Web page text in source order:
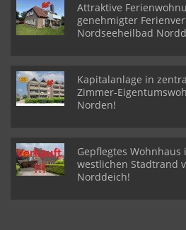
Attraktive
genehmigter
Nordseeheilbad
Kapitalanlage in
Zimmer-
Norden!
Gepflegtes Wohnhaus
westlichen Stadtrand
Norddeich!